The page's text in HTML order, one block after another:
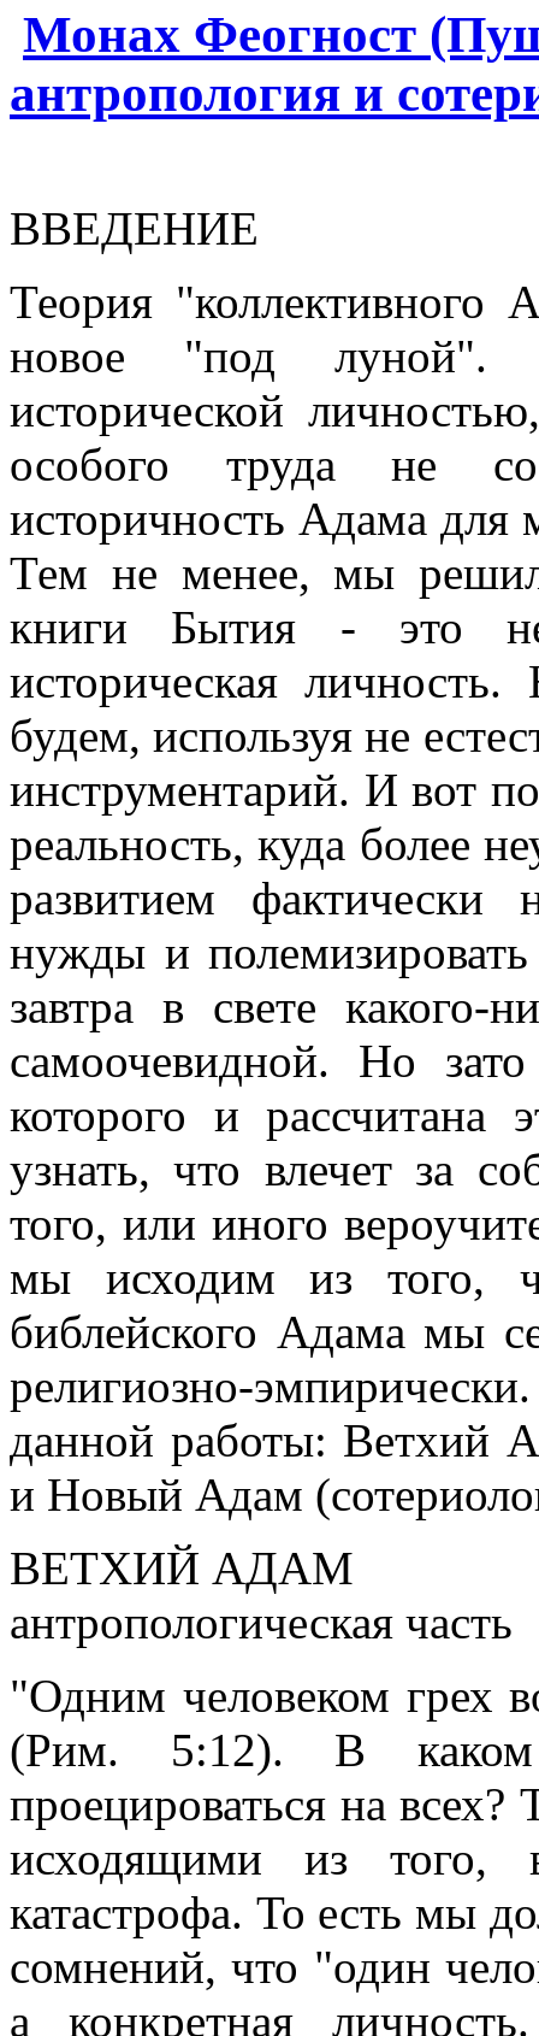
Монах Феогност
антропология и
ВВЕДЕНИЕ
Теория
новое "под луной".
исторической
особого труда не
историчность Адама для
Тем не менее, мы
книги Бытия - это
историческая
будем, используя не
инструментарий. И вот
реальность, куда более
развитием
нужды и полемизировать
завтра в свете какого-
самоочевидной. Но
которого и рассчитана
узнать, что влечет за
того, или иного
мы исходим из того,
библейского Адама мы
религиозно-
данной работы: Ветхий
и Новый Адам
ВЕТХИЙ АДАМ
антропологическая часть
"Одним человеком грех
(Рим. 5:12). В каком
проецироваться на всех?
исходящими из того,
катастрофа. То есть мы
сомнений, что "один
а конкретная